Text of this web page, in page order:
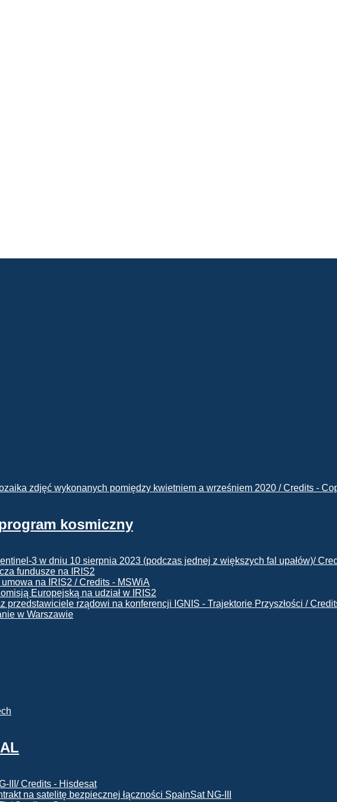
kosmiczny
fundusze na IRIS2
Europejską na udział w IRIS2
w Warszawie
na satelitę bezpiecznej łączności SpainSat NG-III